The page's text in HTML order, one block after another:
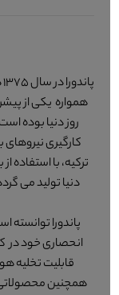
همواره یکی از
روز دنیا بوده
کارگیری نیروهای
ترکیه، با استفاده
دنیا تولید می
پاندورا توانسته
انحصاری خود در
قابلیت تخلیه
همچنین